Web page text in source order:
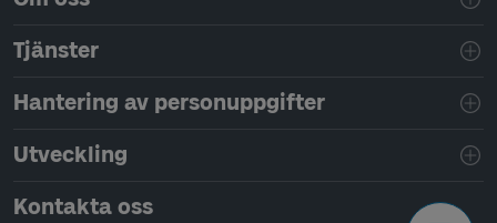
Tjänster
Hantering av personuppgifter
Utveckling
Kontakta oss